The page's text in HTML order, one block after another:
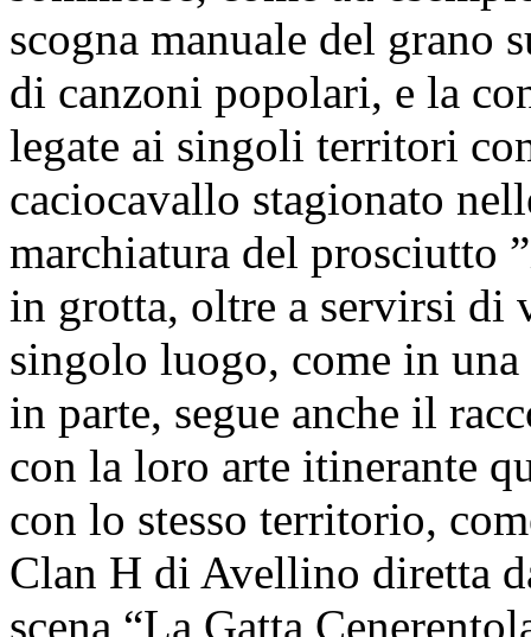
scogna manuale del grano
di canzoni popolari, e la
legate ai singoli territori
caciocavallo stagionato
marchiatura del prosciutto
in grotta, oltre a servirsi di
singolo luogo, come in
in parte, segue anche il
con la loro arte itinerante
con lo stesso territorio,
Clan H di Avellino diretta
scena “La Gatta